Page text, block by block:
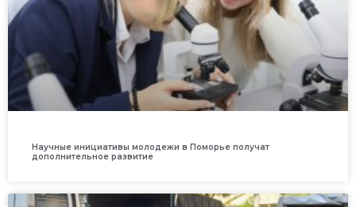
Научные инициативы молодежи в Поморье получат
дополнительное развитие